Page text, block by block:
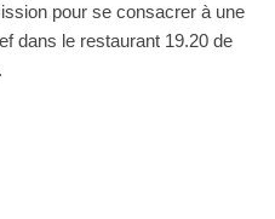
pour se consacrer à une
dans le restaurant 19.20 de